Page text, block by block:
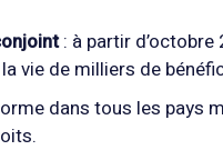
: à partir
vie de milliers de
dans tous les pays